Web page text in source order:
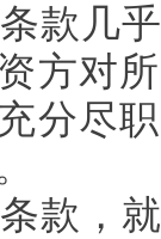
款几
方对
分尽
款，